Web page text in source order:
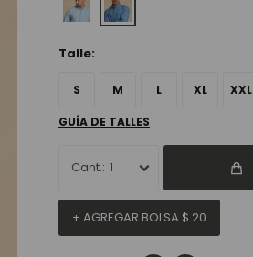
Talle:
S M L XL XXL
GUÍA DE TALLES
1
+ AGREGAR BOLSA $ 20